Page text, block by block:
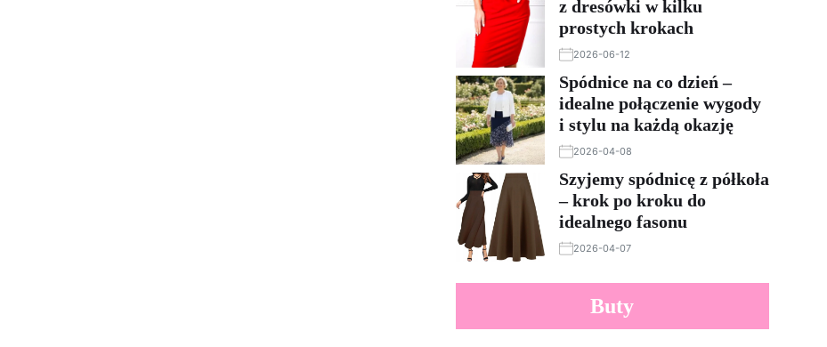
z dresówki w kilku
prostych krokach
2026-06-12
Spódnice na co dzień –
idealne połączenie wygody
i stylu na każdą okazję
2026-04-08
Szyjemy spódnicę z półkoła
– krok po kroku do
idealnego fasonu
2026-04-07
Buty